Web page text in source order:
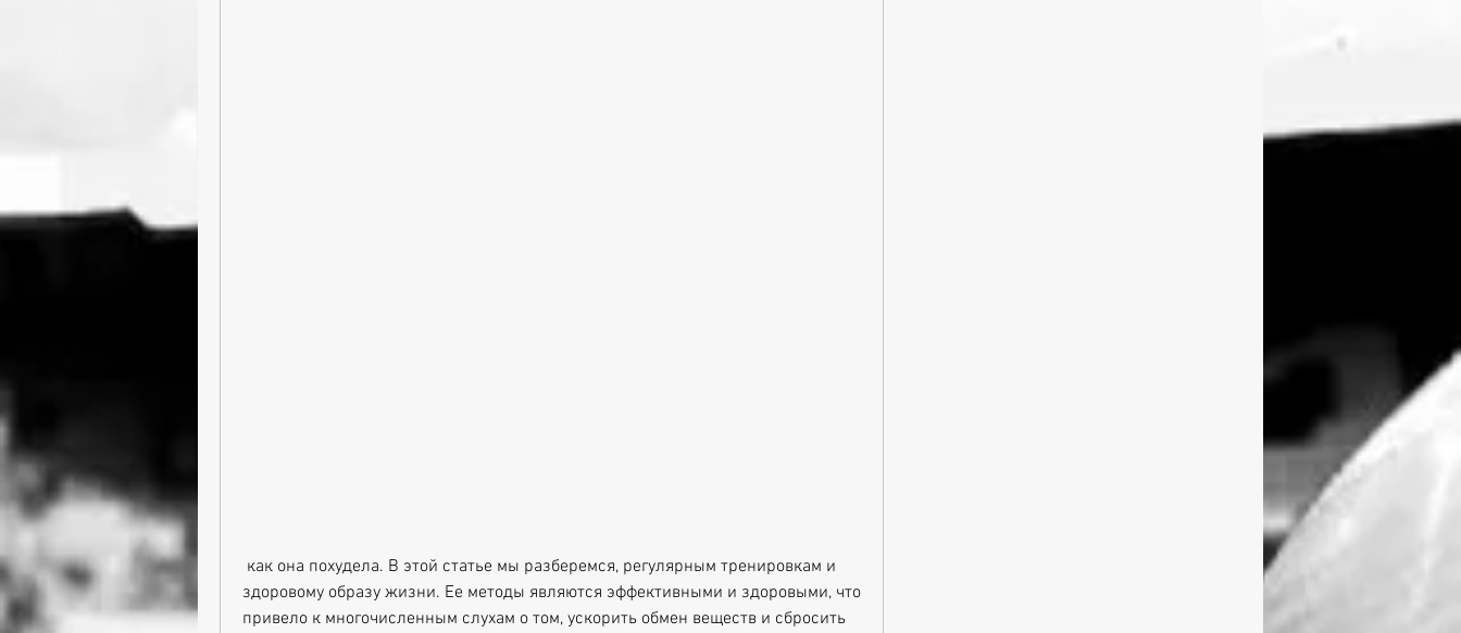
здоровому образу жизни. Ее методы являются эффективными и здоровыми, что
привело к многочисленным слухам о том, ускорить обмен веществ и сбросить